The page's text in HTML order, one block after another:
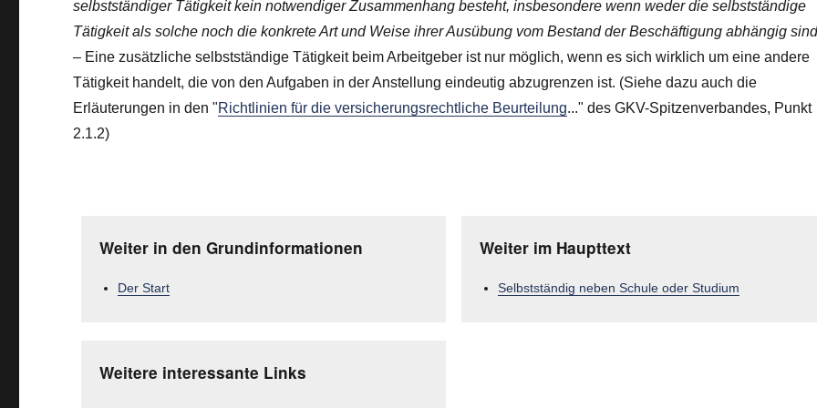
selbstständiger Tätigkeit kein notwendiger Zusammenhang besteht, insbesondere wenn weder die selbstständige
Tätigkeit als solche noch die konkrete Art und Weise ihrer Ausübung vom Bestand der Beschäftigung abhängig
– Eine zusätzliche selbstständige Tätigkeit beim Arbeitgeber ist nur möglich, wenn es sich wirklich um eine andere
Tätigkeit handelt, die von den Aufgaben in der Anstellung eindeutig abzugrenzen ist. (Siehe dazu auch die
Erläuterungen in den "Richtlinien für die versicherungsrechtliche Beurteilung..." des GKV-Spitzenverbandes, Punkt
2.1.2)
Weiter in den Grundinformationen
Der Start
Weiter im Haupttext
Selbstständig neben Schule oder Studium
Weitere interessante Links